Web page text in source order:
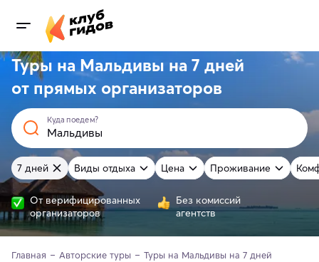
Туры на Мальдивы на 7 дней
от прямых организаторов
Куда поедем?
7 дней Виды отдыха Цена Проживание
От верифицированных
организаторов
Без комиссий
агентств
Главная Авторские туры Туры на Мальдивы на 7 дней